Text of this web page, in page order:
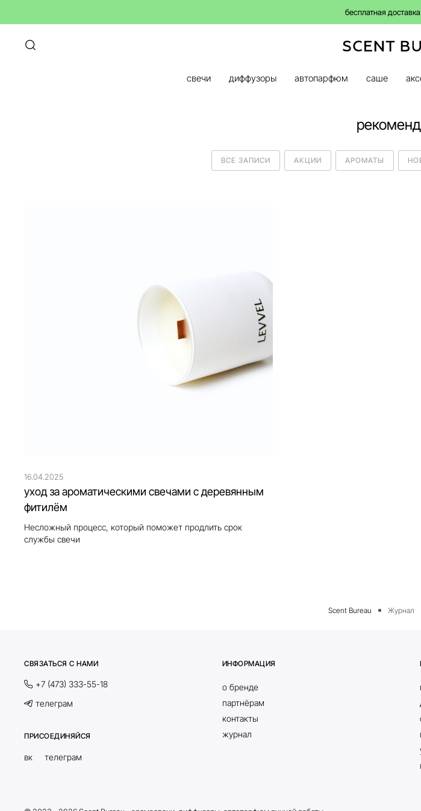
бесплатная
свечи диффузоры автопарфюм саше
ВСЕ ЗАПИСИ АКЦИИ АРОМАТЫ
16.04.2025
уход за ароматическими свечами с деревянным
фитилём
Несложный процесс, который поможет продлить срок
службы свечи
Журнал
СВЯЗАТЬСЯ С НАМИ
+7 (473) 333-55-18
телеграм
ПРИСОЕДИНЯЙСЯ
вк телеграм
ИНФОРМАЦИЯ
о бренде
партнёрам
контакты
журнал